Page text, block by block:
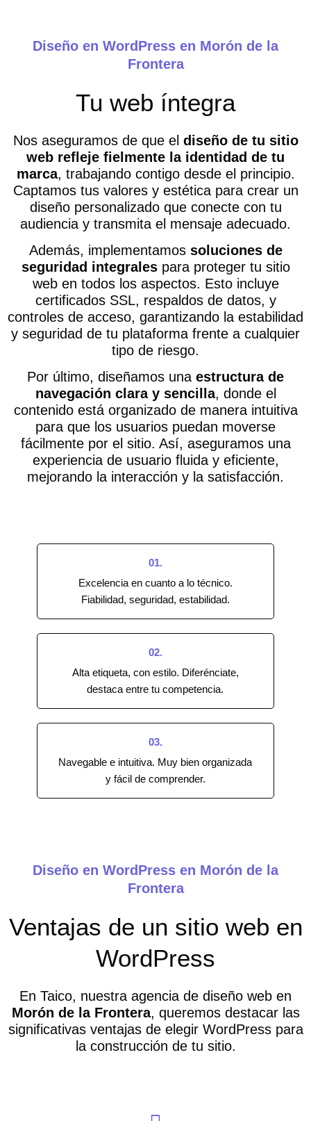
Diseño en WordPress en Morón de la
Frontera
Tu web íntegra
Nos aseguramos de que el diseño de tu sitio
web refleje fielmente la identidad de tu
marca, trabajando contigo desde el principio.
Captamos tus valores y estética para crear un
diseño personalizado que conecte con tu
audiencia y transmita el mensaje adecuado.
Además, implementamos soluciones de
seguridad integralespara proteger tu sitio
web en todos los aspectos. Esto incluye
certificados SSL, respaldos de datos, y
controles de acceso, garantizando la estabilidad
y seguridad de tu plataforma frente a cualquier
tipo de riesgo.
Por último, diseñamos una estructura de
navegación clara y sencilla, donde el
contenido está organizado de manera intuitiva
para que los usuarios puedan moverse
fácilmente por el sitio. Así, aseguramos una
experiencia de usuario fluida y eficiente,
mejorando la interacción y la satisfacción.
01.
Excelencia en cuanto a lo técnico.
Fiabilidad, seguridad, estabilidad.
02.
Alta etiqueta, con estilo. Diferénciate,
destaca entre tu competencia.
03.
Navegable e intuitiva. Muy bien organizada
y fácil de comprender.
Diseño en WordPress en Morón de la
Frontera
Ventajas de un sitio web en
WordPress
En Taico, nuestra agencia de diseño web en
Morón de la Frontera, queremos destacar las
significativas ventajas de elegir WordPress para
la construcción de tu sitio.